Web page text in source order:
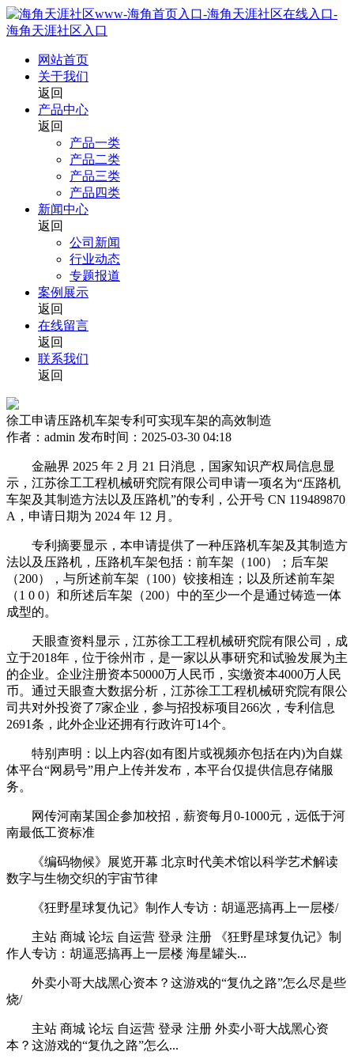
网站首页
关于我们
返回
产品中心
返回
产品一类
产品二类
产品三类
产品四类
新闻中心
返回
公司新闻
行业动态
专题报道
案例展示
返回
在线留言
返回
联系我们
返回
徐工申请压路机车架专利可实现车架的高效制造
作者：admin 发布时间：2025-03-30 04:18
金融界 2025 年 2 月 21 日消息，国家知识产权局信息显
示，江苏徐工工程机械研究院有限公司申请一项名为“压路机
车架及其制造方法以及压路机”的专利，公开号 CN 119489870
A，申请日期为 2024 年 12 月。
专利摘要显示，本申请提供了一种压路机车架及其制造方
法以及压路机，压路机车架包括：前车架（100）；后车架
（200），与所述前车架（100）铰接相连；以及所述前车架
（1 0 0）和所述后车架（200）中的至少一个是通过铸造一体
成型的。
天眼查资料显示，江苏徐工工程机械研究院有限公司，成
立于2018年，位于徐州市，是一家以从事研究和试验发展为主
的企业。企业注册资本50000万人民币，实缴资本4000万人民
币。通过天眼查大数据分析，江苏徐工工程机械研究院有限公
司共对外投资了7家企业，参与招投标项目266次，专利信息
2691条，此外企业还拥有行政许可14个。
特别声明：以上内容(如有图片或视频亦包括在内)为自媒
体平台“网易号”用户上传并发布，本平台仅提供信息存储服
务。
网传河南某国企参加校招，薪资每月0-1000元，远低于河
南最低工资标准
《编码物候》展览开幕 北京时代美术馆以科学艺术解读
数字与生物交织的宇宙节律
《狂野星球复仇记》制作人专访：胡逼恶搞再上一层楼/
主站 商城 论坛 自运营 登录 注册 《狂野星球复仇记》制
作人专访：胡逼恶搞再上一层楼 海星罐头...
外卖小哥大战黑心资本？这游戏的“复仇之路”怎么尽是些
烧/
主站 商城 论坛 自运营 登录 注册 外卖小哥大战黑心资
本？这游戏的“复仇之路”怎么...